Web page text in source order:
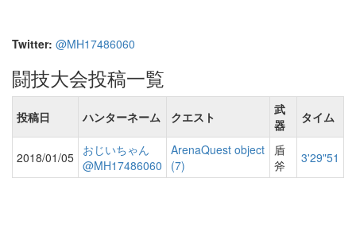
Twitter: @MH17486060
闘技大会投稿一覧
投稿日 ハンターネーム クエスト
武
器
タイム
2018/01/05 おじいちゃん
@MH17486060
ArenaQuest object
(7)
盾
斧
3'29"51